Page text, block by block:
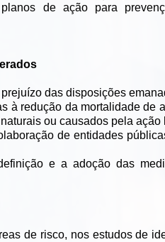
de ação para
das disposições
à redução da mortalidade de
ou causados pela ação
de entidades
e a adoção das
de risco, nos estudos de